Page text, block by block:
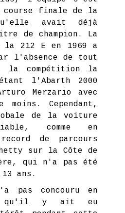
finale de la
avait déjà
de champion. La
la 212 E en 1969 a
l'absence de tout
la compétition la
l'Abarth 2000
Merzario avec
moins. Cependant,
de la voiture
comme en
de parcours
sur la Côte de
qui n'a pas été
ans.
pas concouru en
qu'il y ait eu